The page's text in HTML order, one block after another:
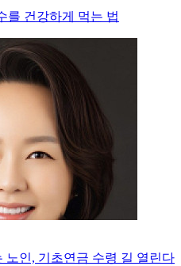
를 건강하게 먹는 법
노인, 기초연금 수령 길 열린다